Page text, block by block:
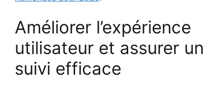
Améliorer l’expérience
utilisateur et assurer un
suivi efficace